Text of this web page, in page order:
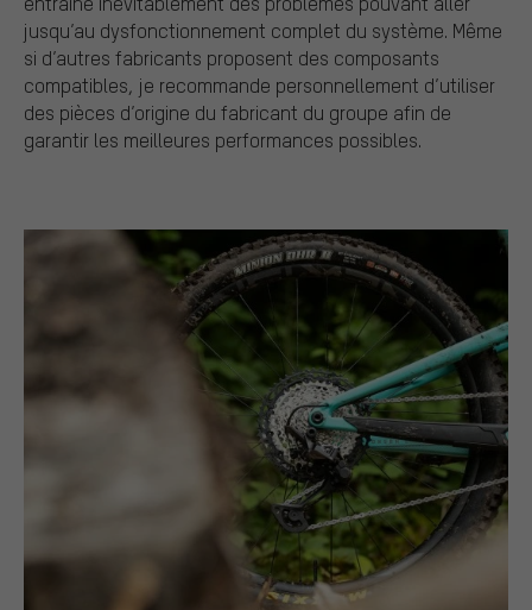
jusqu’au dysfonctionnement complet du système. Même
si d’autres fabricants proposent des composants
compatibles, je recommande personnellement d’utiliser
des pièces d’origine du fabricant du groupe afin de
garantir les meilleures performances possibles.